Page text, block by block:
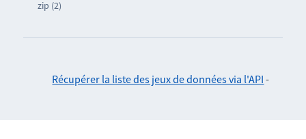
zip (2)
Récupérer la liste des jeux de données via l'API -